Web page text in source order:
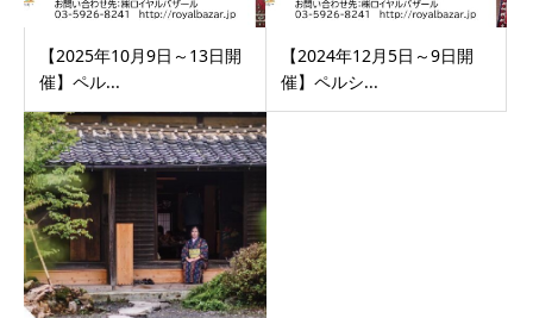
【2025年10月9日～13日開
催】ペル...
【2024年12月5日～9日開
催】ペルシ...